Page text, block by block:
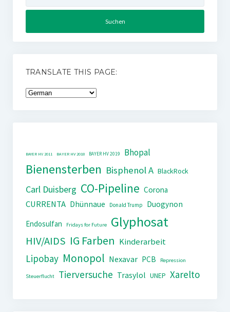
TRANSLATE THIS PAGE:
BAYER HV 2011 BAYER HV 2018 BAYER HV 2019 Bhopal
Bienensterben Bisphenol A BlackRock
Carl Duisberg CO-Pipeline Corona
CURRENTA Dhünnaue Donald Trump
Duogynon
Endosulfan
Fridays for Future Glyphosat
HIV/AIDS IG Farben Kinderarbeit
Lipobay Monopol Nexavar PCB Repression
Steuerflucht Tierversuche Trasylol UNEP Xarelto